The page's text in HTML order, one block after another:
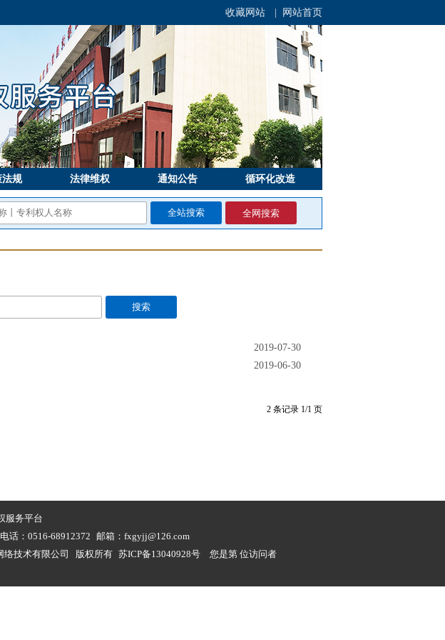
| 网站首页
收藏网站
法规 法律维权 通知公告 循环化改造
全网搜索
2019-07-30
2019-06-30
2 条记录 1/1 页
服务平台
电话：0516-68912372 邮箱：fxgyjj@126.com
络技术有限公司 版权所有 苏ICP备13040928号 您是第 位访问者